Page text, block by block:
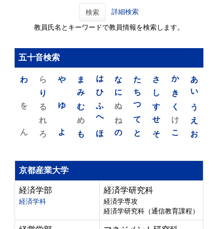
検索 詳細検索
教員氏名とキーワードで教員情報を検索します。
五十音検索
あ
い
う
え
お
か
き
く
け
こ
さ
し
す
せ
そ
た
ち
つ
て
と
な
に
ぬ
ね
の
は
ひ
ふ
へ
ほ
ま
み
む
め
も
や
ゆ
よ
ら
り
る
れ
ろ
わ
を
ん
京都産業大学
経済学部
経済学科
経済学研究科
経済学専攻
経済学研究科（通信教育課程）